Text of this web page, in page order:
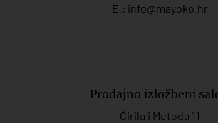
E.: info@mayoko. hr
Prodajno izložbeni
Ćirila i Metoda 11